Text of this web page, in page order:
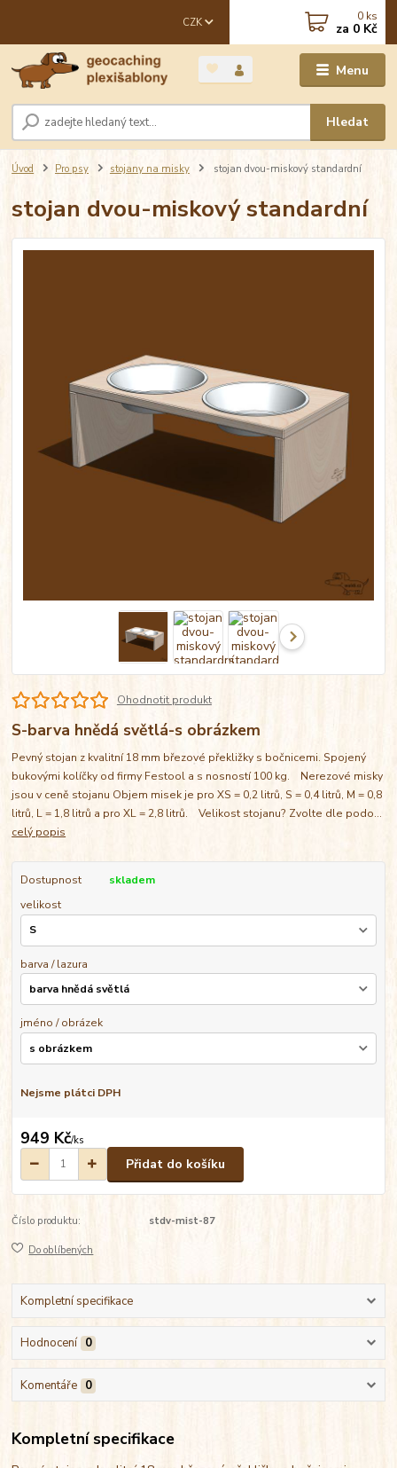
Menu
CZK
Hledat
0 ks
za 0 Kč
Úvod Pro psy stojany na misky stojan dvou-miskový standardní
stojan dvou-miskový standardní
Ohodnotit produkt
S-barva hnědá světlá-s obrázkem
Pevný stojan z kvalitní 18 mm březové překližky s bočnicemi. Spojený
bukovými kolíčky od firmy Festool a s nosností 100 kg. Nerezové misky
jsou v ceně stojanu Objem misek je pro XS = 0,2 litrů, S = 0,4 litrů, M = 0,8
litrů, L = 1,8 litrů a pro XL = 2,8 litrů. Velikost stojanu? Zvolte dle podo...
celý popis
Dostupnost
skladem
velikost
barva / lazura
jméno / obrázek
Nejsme plátci DPH
949 Kč/ks
Přidat do košíku
Číslo produktu: stdv-mist-87
Do oblíbených
Kompletní specifikace
Hodnocení 0
Komentáře 0
Kompletní specifikace